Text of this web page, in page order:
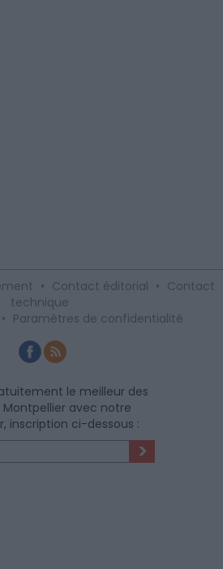
• Contact éditorial • Contact
technique
• Paramètres de confidentialité
le meilleur des
Montpellier avec notre
inscription ci-dessous :
>